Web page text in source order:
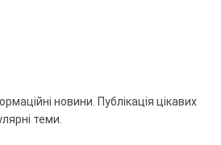
новини. Публікація цікавих
теми.